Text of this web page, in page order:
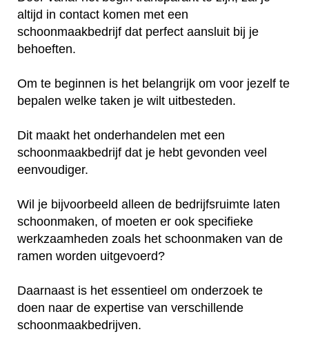
altijd in contact komen met een
schoonmaakbedrijf dat perfect aansluit bij je
behoeften.
Om te beginnen is het belangrijk om voor jezelf te
bepalen welke taken je wilt uitbesteden.
Dit maakt het onderhandelen met een
schoonmaakbedrijf dat je hebt gevonden veel
eenvoudiger.
Wil je bijvoorbeeld alleen de bedrijfsruimte laten
schoonmaken, of moeten er ook specifieke
werkzaamheden zoals het schoonmaken van de
ramen worden uitgevoerd?
Daarnaast is het essentieel om onderzoek te
doen naar de expertise van verschillende
schoonmaakbedrijven.